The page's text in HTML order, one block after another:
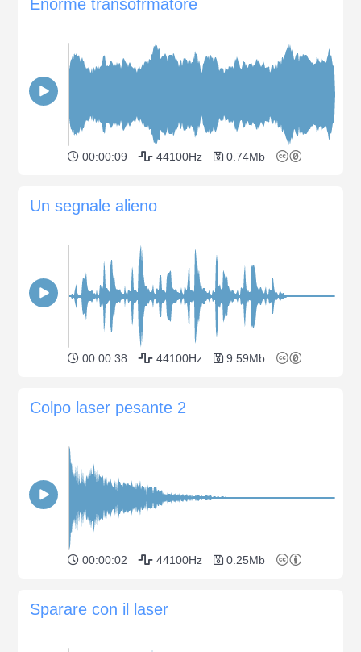
Enorme transofrmatore
00:00:09 44100Hz 0.74Mb
Un segnale alieno
00:00:38 44100Hz 9.59Mb
Colpo laser pesante 2
00:00:02 44100Hz 0.25Mb
Sparare con il laser